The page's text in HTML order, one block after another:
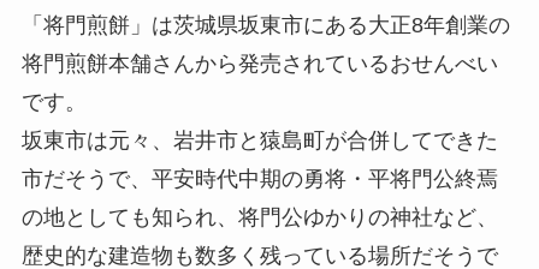
「将門煎餅」は茨城県坂東市にある大正8年創業の
将門煎餅本舗さんから発売されているおせんべい
です。
坂東市は元々、岩井市と猿島町が合併してできた
市だそうで、平安時代中期の勇将・平将門公終焉
の地としても知られ、将門公ゆかりの神社など、
歴史的な建造物も数多く残っている場所だそうで